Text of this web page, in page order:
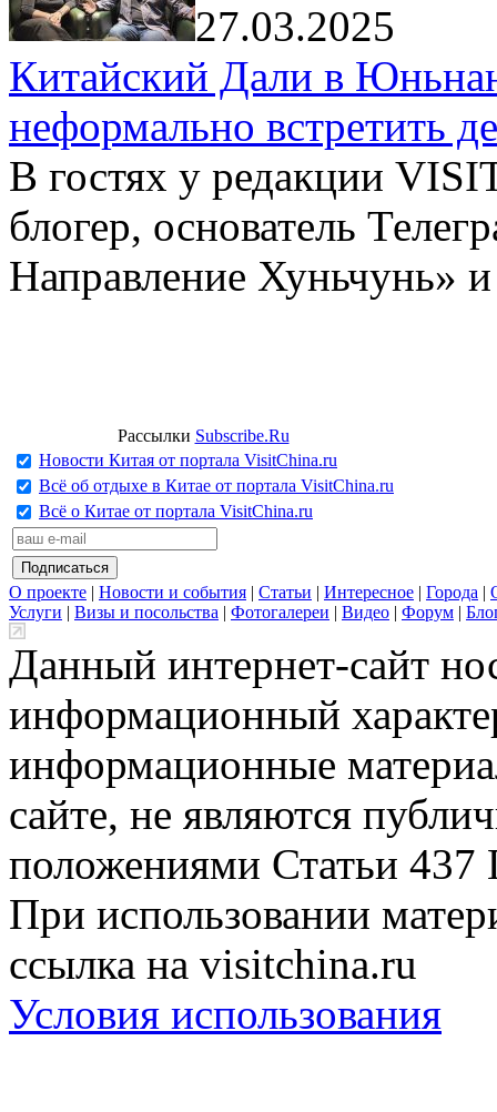
27.03.2025
Китайский Дали в
неформально встретить
В гостях у редакции
блогер, основатель
Направление Хуньчунь»
Рассылки Subscribe.Ru
Новости Китая от портала VisitChina.ru
Всё об отдыхе в Китае от портала VisitChina.ru
Всё о Китае от портала VisitChina.ru
О проекте | Новости и события | Статьи | Интересное | Города |
Услуги | Визы и посольства | Фотогалереи | Видео | Форум |
Данный интернет-сайт
информационный
информационные
сайте, не являются
положениями Статьи 437
При использовании
ссылка на visitchina.ru
Условия использования